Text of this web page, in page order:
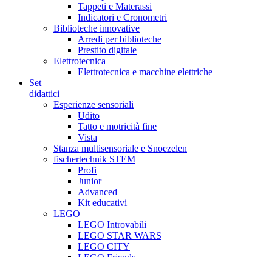
Tappeti e Materassi
Indicatori e Cronometri
Biblioteche innovative
Arredi per biblioteche
Prestito digitale
Elettrotecnica
Elettrotecnica e macchine elettriche
Set
didattici
Esperienze sensoriali
Udito
Tatto e motricità fine
Vista
Stanza multisensoriale e Snoezelen
fischertechnik STEM
Profi
Junior
Advanced
Kit educativi
LEGO
LEGO Introvabili
LEGO STAR WARS
LEGO CITY